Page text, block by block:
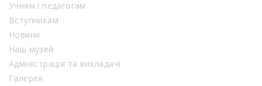
Учням і педагогам
Вступникам
Новини
Наш музей
Адміністрація та викладачі
Галерея